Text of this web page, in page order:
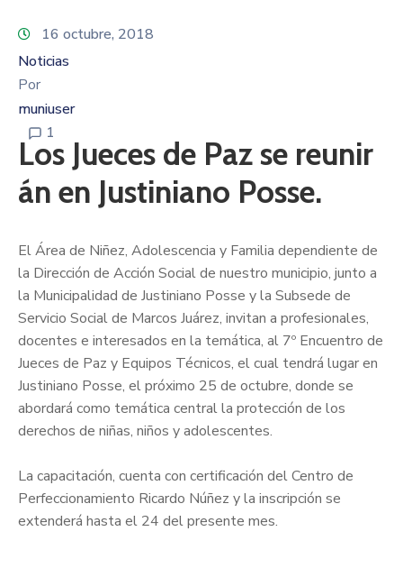
16 octubre, 2018
Noticias
Por
muniuser
1
Los Jueces de Paz se reunir
án en Justiniano Posse.
El Área de Niñez, Adolescencia y Familia dependiente de
la Dirección de Acción Social de nuestro municipio, junto a
la Municipalidad de Justiniano Posse y la Subsede de
Servicio Social de Marcos Juárez, invitan a profesionales,
docentes e interesados en la temática, al 7º Encuentro de
Jueces de Paz y Equipos Técnicos, el cual tendrá lugar en
Justiniano Posse, el próximo 25 de octubre, donde se
abordará como temática central la protección de los
derechos de niñas, niños y adolescentes.
La capacitación, cuenta con certificación del Centro de
Perfeccionamiento Ricardo Núñez y la inscripción se
extenderá hasta el 24 del presente mes.